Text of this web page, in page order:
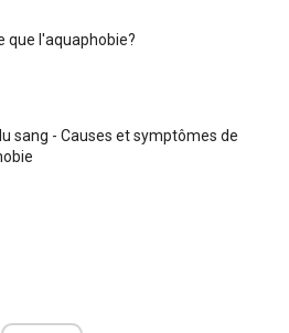
que l'aquaphobie?
sang - Causes et symptômes de